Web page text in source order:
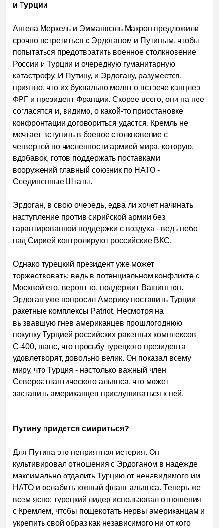
и Турции
Ангела Меркель и Эмманюэль Макрон предложили
срочно встретиться с Эрдоганом и Путиным, чтобы
попытаться предотвратить военное столкновение
России и Турции и очередную гуманитарную
катастрофу. И Путину, и Эрдогану, разумеется,
приятно, что их буквально молят о встрече канцлер
ФРГ и президент Франции. Скорее всего, они на нее
согласятся и, видимо, о какой-то приостановке
конфронтации договориться удастся. Кремль не
мечтает вступить в боевое столкновение с
четвертой по численности армией мира, которую,
вдобавок, готов поддержать поставками
вооружений главный союзник по НАТО -
Соединенные Штаты.
Эрдоган, в свою очередь, едва ли хочет начинать
наступление против сирийской армии без
гарантированной поддержки с воздуха - ведь небо
над Сирией контролируют российские ВКС.
Однако турецкий президент уже может
торжествовать: ведь в потенциальном конфликте с
Москвой его, вероятно, поддержит Вашингтон.
Эрдоган уже попросил Америку поставить Турции
ракетные комплексы Patriot. Несмотря на
вызвавшую гнев американцев прошлогоднюю
покупку Турцией российских ракетных комплексов
С-400, шанс, что просьбу турецкого президента
удовлетворят, довольно велик. Он показал всему
миру, что Турция - настолько важный член
Североатлантического альянса, что может
заставить американцев прислушиваться к ней.
Путину придется смириться?
Для Путина это неприятная история. Он
культивировал отношения с Эрдоганом в надежде
максимально отдалить Турцию от ненавидимого им
НАТО и ослабить южный фланг альянса. Теперь же
всем ясно: турецкий лидер использовал отношения
с Кремлем, чтобы пощекотать нервы американцам и
укрепить свой образ как независимого ни от кого